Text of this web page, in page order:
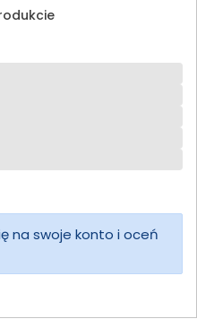
na swoje konto i oceń